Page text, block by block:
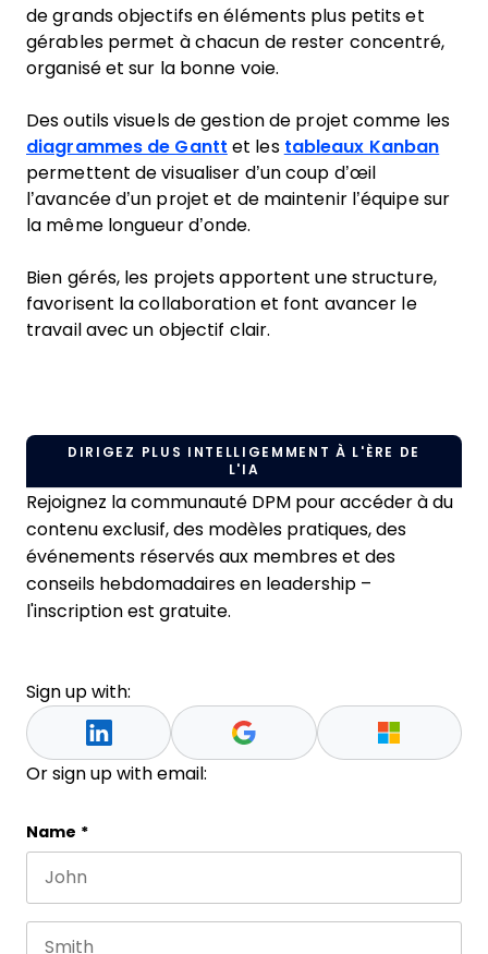
de grands objectifs en éléments plus petits et
gérables permet à chacun de rester concentré,
organisé et sur la bonne voie.
Des outils visuels de gestion de projet comme les
diagrammes de Gantt et les tableaux Kanban
permettent de visualiser d’un coup d’œil
l’avancée d’un projet et de maintenir l’équipe sur
la même longueur d’onde.
Bien gérés, les projets apportent une structure,
favorisent la collaboration et font avancer le
travail avec un objectif clair.
DIRIGEZ PLUS INTELLIGEMMENT À L'ÈRE DE
L'IA
Rejoignez la communauté DPM pour accéder à du
contenu exclusif, des modèles pratiques, des
événements réservés aux membres et des
conseils hebdomadaires en leadership –
l'inscription est gratuite.
Sign up with:
Or sign up with email:
Email
This field is for validation purposes and should be
Name *